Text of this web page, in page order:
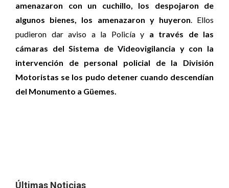
amenazaron con un cuchillo, los despojaron de
algunos bienes, los amenazaron y huyeron. Ellos
pudieron dar aviso a la Policía y a través de las
cámaras del Sistema de Videovigilancia y con la
intervención de personal policial de la División
Motoristas se los pudo detener cuando descendían
del Monumento a Güemes.
Últimas Noticias